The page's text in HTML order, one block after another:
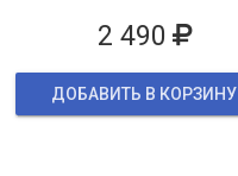
2 490
ДОБАВИТЬ В КОРЗИНУ